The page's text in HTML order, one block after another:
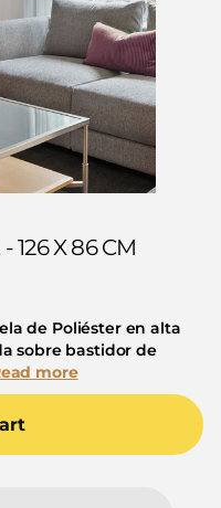
126 X 86 CM
de Poliéster en alta
sobre bastidor de
more